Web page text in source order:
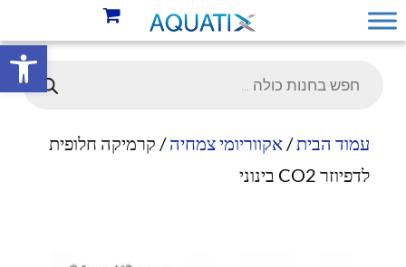
פתח
עמוד הבית/אקווריומי צמחיה/ קרמיקה חלופית
לדפיוזר CO2 בינוני